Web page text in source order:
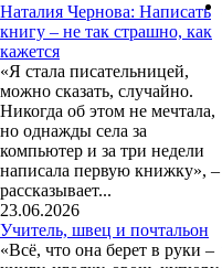
Наталия Чернова: Написать
книгу – не так страшно, как
кажется
«Я стала писательницей,
можно сказать, случайно.
Никогда об этом не мечтала,
но однажды села за
компьютер и за три недели
написала первую книжку», –
рассказывает...
23.06.2026
Учитель, швец и почтальон
«Всё, что она берет в руки –